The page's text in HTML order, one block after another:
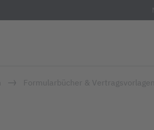
Formularbücher & Vertragsvorlagen